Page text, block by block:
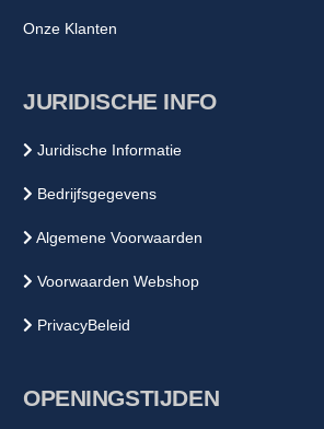
Onze Klanten
JURIDISCHE INFO
Juridische Informatie
Bedrijfsgegevens
Algemene Voorwaarden
Voorwaarden Webshop
PrivacyBeleid
OPENINGSTIJDEN